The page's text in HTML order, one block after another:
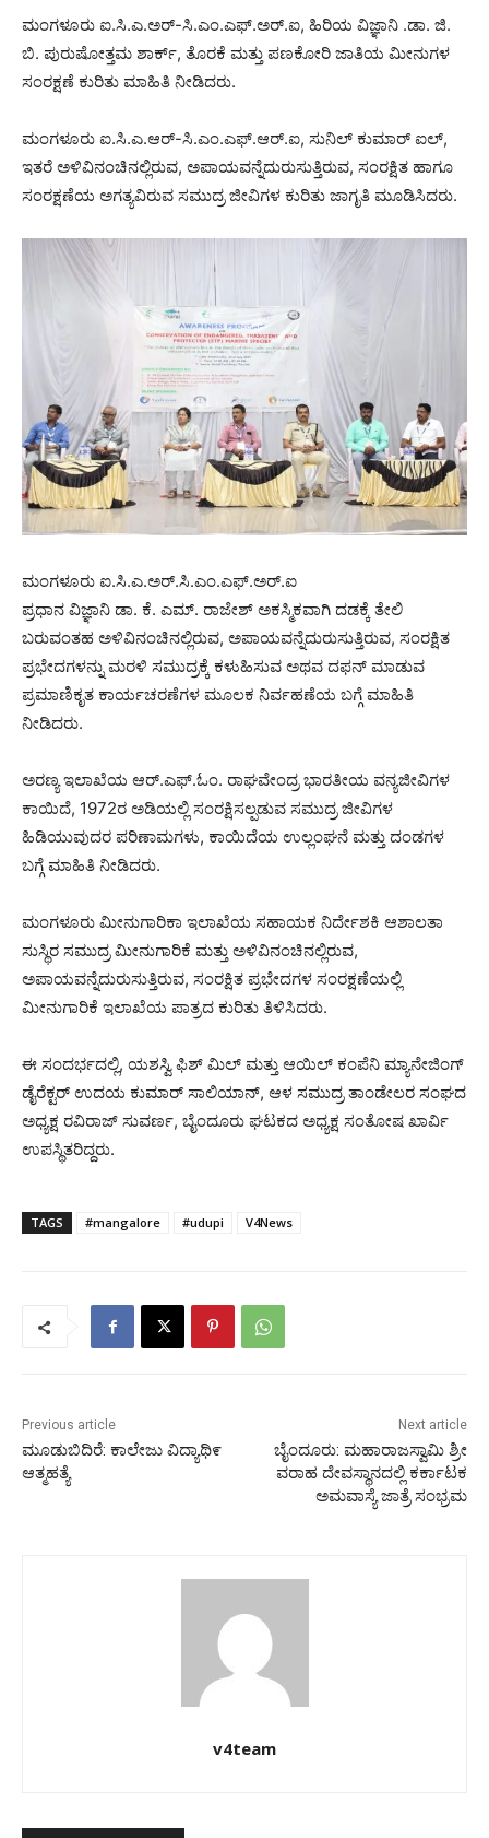
ಮಂಗಳೂರು ಐ.ಸಿ.ಎ.ಅರ್-ಸಿ.ಎಂ.ಎಫ್.ಅರ್.ಐ, ಹಿರಿಯ ವಿಜ್ಞಾನಿ .ಡಾ. ಜಿ.
ಬಿ. ಪುರುಷೋತ್ತಮ ಶಾರ್ಕ್, ತೊರಕೆ ಮತ್ತು ಪಣಕೋರಿ ಜಾತಿಯ ಮೀನುಗಳ
ಸಂರಕ್ಷಣೆ ಕುರಿತು ಮಾಹಿತಿ ನೀಡಿದರು.
ಮಂಗಳೂರು ಐ.ಸಿ.ಎ.ಆರ್-ಸಿ.ಎಂ.ಎಫ್.ಆರ್.ಐ, ಸುನಿಲ್ ಕುಮಾರ್ ಐಲ್,
ಇತರೆ ಅಳಿವಿನಂಚಿನಲ್ಲಿರುವ, ಅಪಾಯವನ್ನೆದುರುಸುತ್ತಿರುವ, ಸಂರಕ್ಷಿತ ಹಾಗೂ
ಸಂರಕ್ಷಣೆಯ ಅಗತ್ಯವಿರುವ ಸಮುದ್ರ ಜೀವಿಗಳ ಕುರಿತು ಜಾಗೃತಿ ಮೂಡಿಸಿದರು.
ಮಂಗಳೂರು ಐ.ಸಿ.ಎ.ಅರ್.ಸಿ.ಎಂ.ಎಫ್.ಅರ್.ಐ
ಪ್ರಧಾನ ವಿಜ್ಞಾನಿ ಡಾ. ಕೆ. ಎಮ್. ರಾಜೇಶ್ ಅಕಸ್ಮಿಕವಾಗಿ ದಡಕ್ಕೆ ತೇಲಿ
ಬರುವಂತಹ ಅಳಿವಿನಂಚಿನಲ್ಲಿರುವ, ಅಪಾಯವನ್ನೆದುರುಸುತ್ತಿರುವ, ಸಂರಕ್ಷಿತ
ಪ್ರಭೇದಗಳನ್ನು ಮರಳಿ ಸಮುದ್ರಕ್ಕೆ ಕಳುಹಿಸುವ ಅಥವ ದಫನ್ ಮಾಡುವ
ಪ್ರಮಾಣಿಕೃತ ಕಾರ್ಯಚರಣೆಗಳ ಮೂಲಕ ನಿರ್ವಹಣೆಯ ಬಗ್ಗೆ ಮಾಹಿತಿ
ನೀಡಿದರು.
ಅರಣ್ಯ ಇಲಾಖೆಯ ಆರ್.ಎಫ್.ಓಂ. ರಾಘವೇಂದ್ರ ಭಾರತೀಯ ವನ್ಯಜೀವಿಗಳ
ಕಾಯಿದೆ, 1972ರ ಅಡಿಯಲ್ಲಿ ಸಂರಕ್ಷಿಸಲ್ಪಡುವ ಸಮುದ್ರ ಜೀವಿಗಳ
ಹಿಡಿಯುವುದರ ಪರಿಣಾಮಗಳು, ಕಾಯಿದೆಯ ಉಲ್ಲಂಘನೆ ಮತ್ತು ದಂಡಗಳ
ಬಗ್ಗೆ ಮಾಹಿತಿ ನೀಡಿದರು.
ಮಂಗಳೂರು ಮೀನುಗಾರಿಕಾ ಇಲಾಖೆಯ ಸಹಾಯಕ ನಿರ್ದೇಶಕಿ ಆಶಾಲತಾ
ಸುಸ್ಥಿರ ಸಮುದ್ರ ಮೀನುಗಾರಿಕೆ ಮತ್ತು ಅಳಿವಿನಂಚಿನಲ್ಲಿರುವ,
ಅಪಾಯವನ್ನೆದುರುಸುತ್ತಿರುವ, ಸಂರಕ್ಷಿತ ಪ್ರಭೇದಗಳ ಸಂರಕ್ಷಣೆಯಲ್ಲಿ
ಮೀನುಗಾರಿಕೆ ಇಲಾಖೆಯ ಪಾತ್ರದ ಕುರಿತು ತಿಳಿಸಿದರು.
ಈ ಸಂದರ್ಭದಲ್ಲಿ, ಯಶಸ್ವಿ ಫಿಶ್ ಮಿಲ್ ಮತ್ತು ಆಯಿಲ್ ಕಂಪೆನಿ ಮ್ಯಾನೇಜಿಂಗ್
ಡೈರೆಕ್ಟರ್ ಉದಯ ಕುಮಾರ್ ಸಾಲಿಯಾನ್, ಆಳ ಸಮುದ್ರ ತಾಂಡೇಲರ ಸಂಘದ
ಅಧ್ಯಕ್ಷ ರವಿರಾಜ್ ಸುವರ್ಣ, ಬೈಂದೂರು ಘಟಕದ ಅಧ್ಯಕ್ಷ ಸಂತೋಷ ಖಾರ್ವಿ
ಉಪಸ್ಥಿತರಿದ್ದರು.
TAGS #mangalore #udupi V4News
Previous article
ಮೂಡುಬಿದಿರೆ: ಕಾಲೇಜು ವಿದ್ಯಾಥಿ೯
ಆತ್ಮಹತ್ಯೆ
Next article
ಬೈಂದೂರು: ಮಹಾರಾಜಸ್ವಾಮಿ ಶ್ರೀ
ವರಾಹ ದೇವಸ್ಥಾನದಲ್ಲಿ ಕರ್ಕಾಟಕ
ಅಮವಾಸ್ಯೆ ಜಾತ್ರೆ ಸಂಭ್ರಮ
v4team